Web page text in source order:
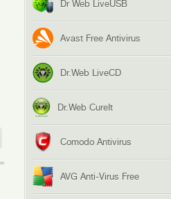
Dr Web LiveUSB
Avast Free Antivirus
Dr.Web LiveCD
Dr.Web CureIt
Comodo Antivirus
AVG Anti-Virus Free